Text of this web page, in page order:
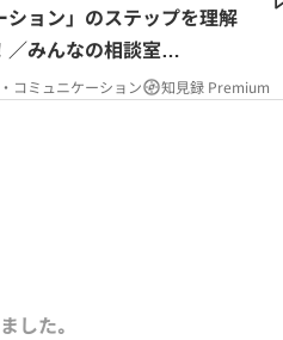
ション」のステップを理解
／みんなの相談室
コミュニケーション 知見録 Premium
した｡